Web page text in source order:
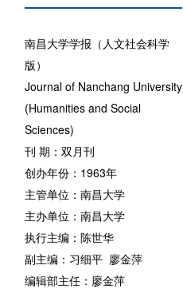
南昌大学学报（人文社会科学
版）
Journal of Nanchang University
(Humanities and Social
Sciences)
刊 期：双月刊
创办年份：1963年
主管单位：南昌大学
主办单位：南昌大学
执行主编：陈世华
副主编：习细平 廖金萍
编辑部主任：廖金萍